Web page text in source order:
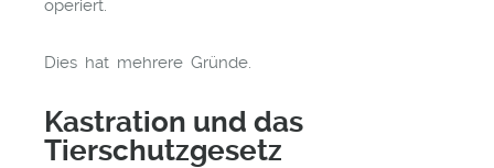
operiert.
Dies hat mehrere Gründe.
Kastration und das
Tierschutzgesetz